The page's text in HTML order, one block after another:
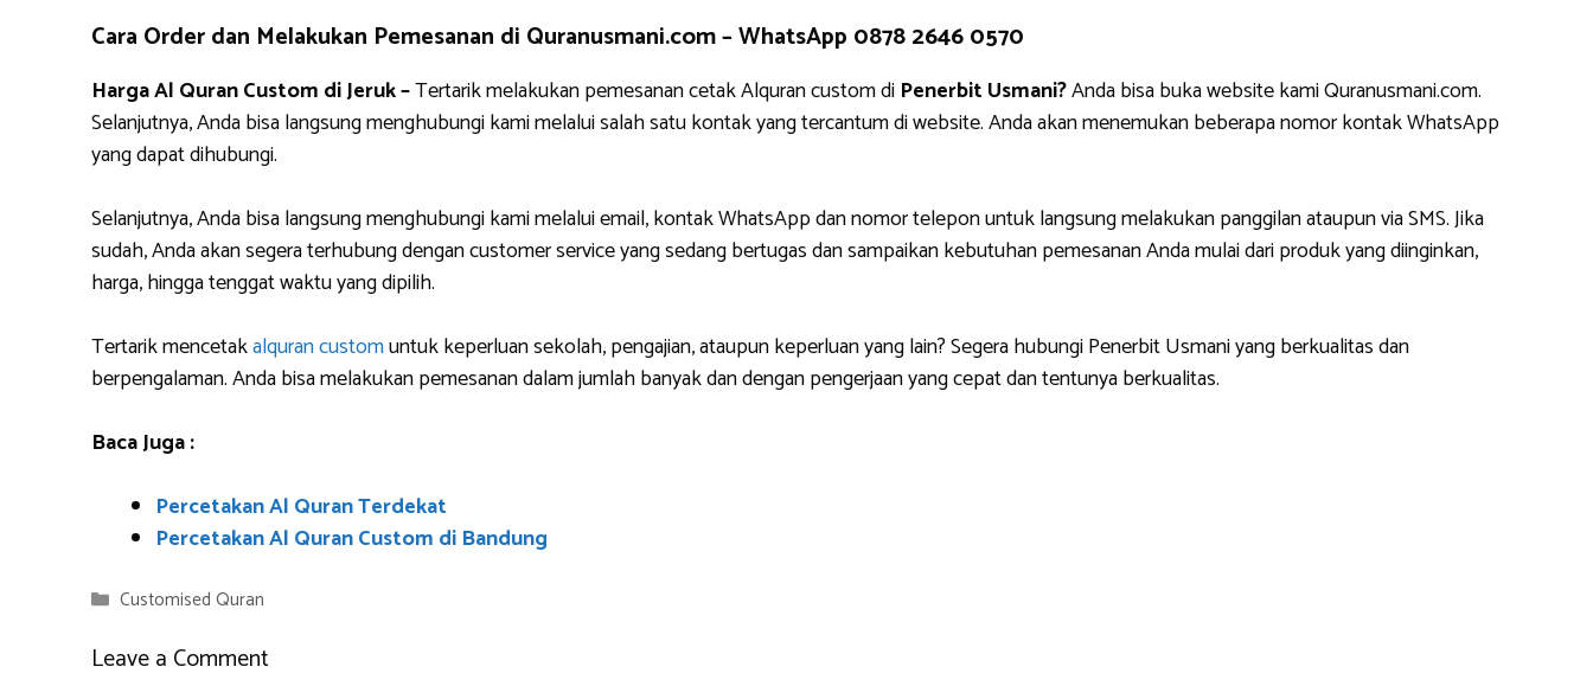
Cara Order dan Melakukan Pemesanan di Quranusmani.com –WhatsApp 0878 2646 0570
Harga Al Quran Custom di Jeruk –Tertarik melakukan pemesanan cetak Alquran custom di Penerbit Usmani?Anda bisa buka website kami Quranusmani.com.
Selanjutnya, Anda bisa langsung menghubungi kami melalui salah satu kontak yang tercantum di website. Anda akan menemukan beberapa nomor kontak WhatsApp
yang dapat dihubungi.
Selanjutnya, Anda bisa langsung menghubungi kami melalui email, kontak WhatsApp dan nomor telepon untuk langsung melakukan panggilan ataupun via SMS. Jika
sudah, Anda akan segera terhubung dengan customer service yang sedang bertugas dan sampaikan kebutuhan pemesanan Anda mulai dari produk yang diinginkan,
harga, hingga tenggat waktu yang dipilih.
Tertarik mencetakalquran customuntuk keperluan sekolah, pengajian, ataupun keperluan yang lain? Segera hubungi Penerbit Usmani yang berkualitas dan
berpengalaman. Anda bisa melakukan pemesanan dalam jumlah banyak dan dengan pengerjaan yang cepat dan tentunya berkualitas.
Baca Juga :
Percetakan Al Quran Terdekat
Percetakan Al Quran Custom di Bandung
Categories
Customised Quran
Leave a Comment